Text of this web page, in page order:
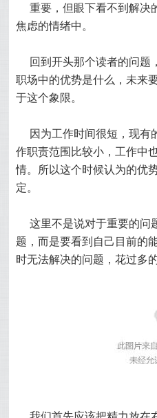
重要，但眼下看不到解决
焦虑的情绪中。
回到开头那个读者的问题
职场中的优势是什么，未来
于这个象限。
因为工作时间很短，现有
作职责范围比较小，工作中
情。所以这个时候认为的优
定。
这里不是说对于重要的问
题，而是要看到自己目前的
时无法解决的问题，花过多